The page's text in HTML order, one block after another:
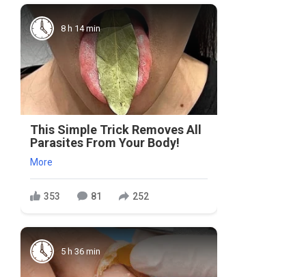
8 h 14 min
This Simple Trick Removes All
Parasites From Your Body!
More
353 81 252
5 h 36 min